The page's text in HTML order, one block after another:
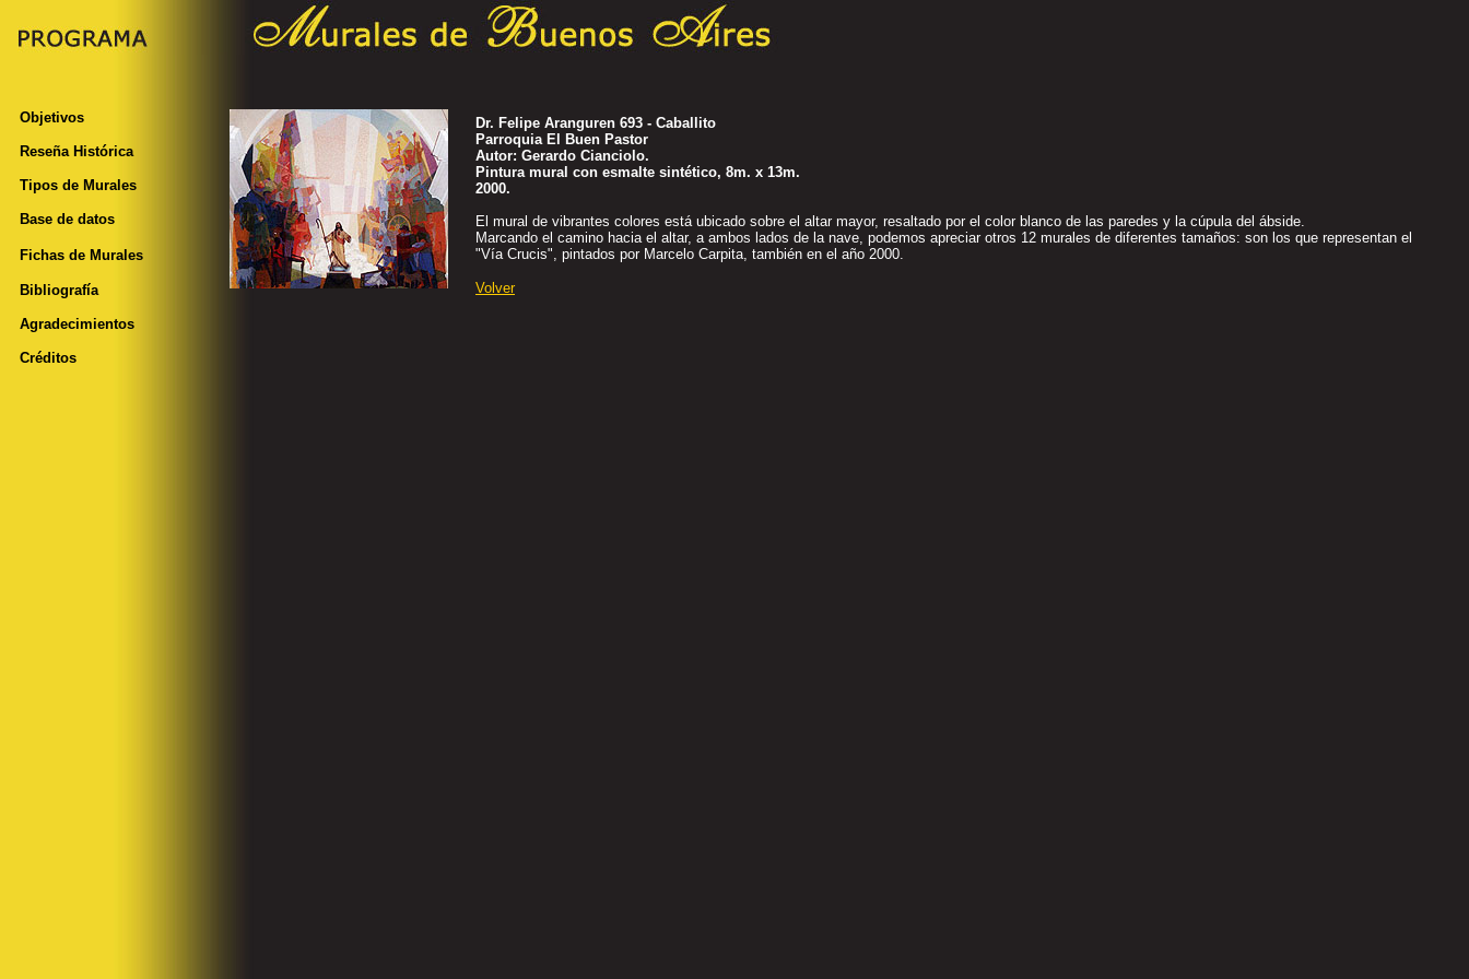
Objetivos
Reseña Histórica
Tipos de Murales
Base de datos
Fichas de Murales
Bibliografía
Agradecimientos
Créditos
Dr. Felipe Aranguren 693 - Caballito
Parroquia El Buen Pastor
Autor: Gerardo Cianciolo.
Pintura mural con esmalte sintético, 8m. x 13m.
2000.
El mural de vibrantes colores está ubicado sobre el altar mayor, resaltado por el color blanco de las paredes y la cúpula del ábside.
Marcando el camino hacia el altar, a ambos lados de la nave, podemos apreciar otros 12 murales de diferentes tamaños: son los que representan el
"Vía Crucis", pintados por Marcelo Carpita, también en el año 2000.
Volver